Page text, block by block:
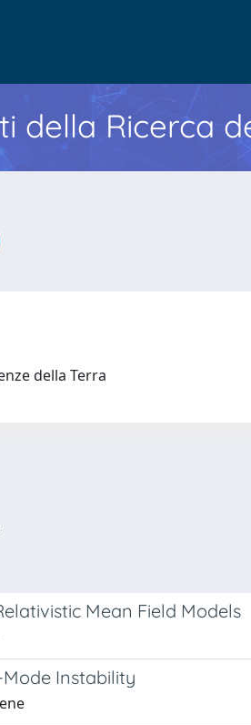
della Ricerca
della Terra
Mean Field Models
Instability